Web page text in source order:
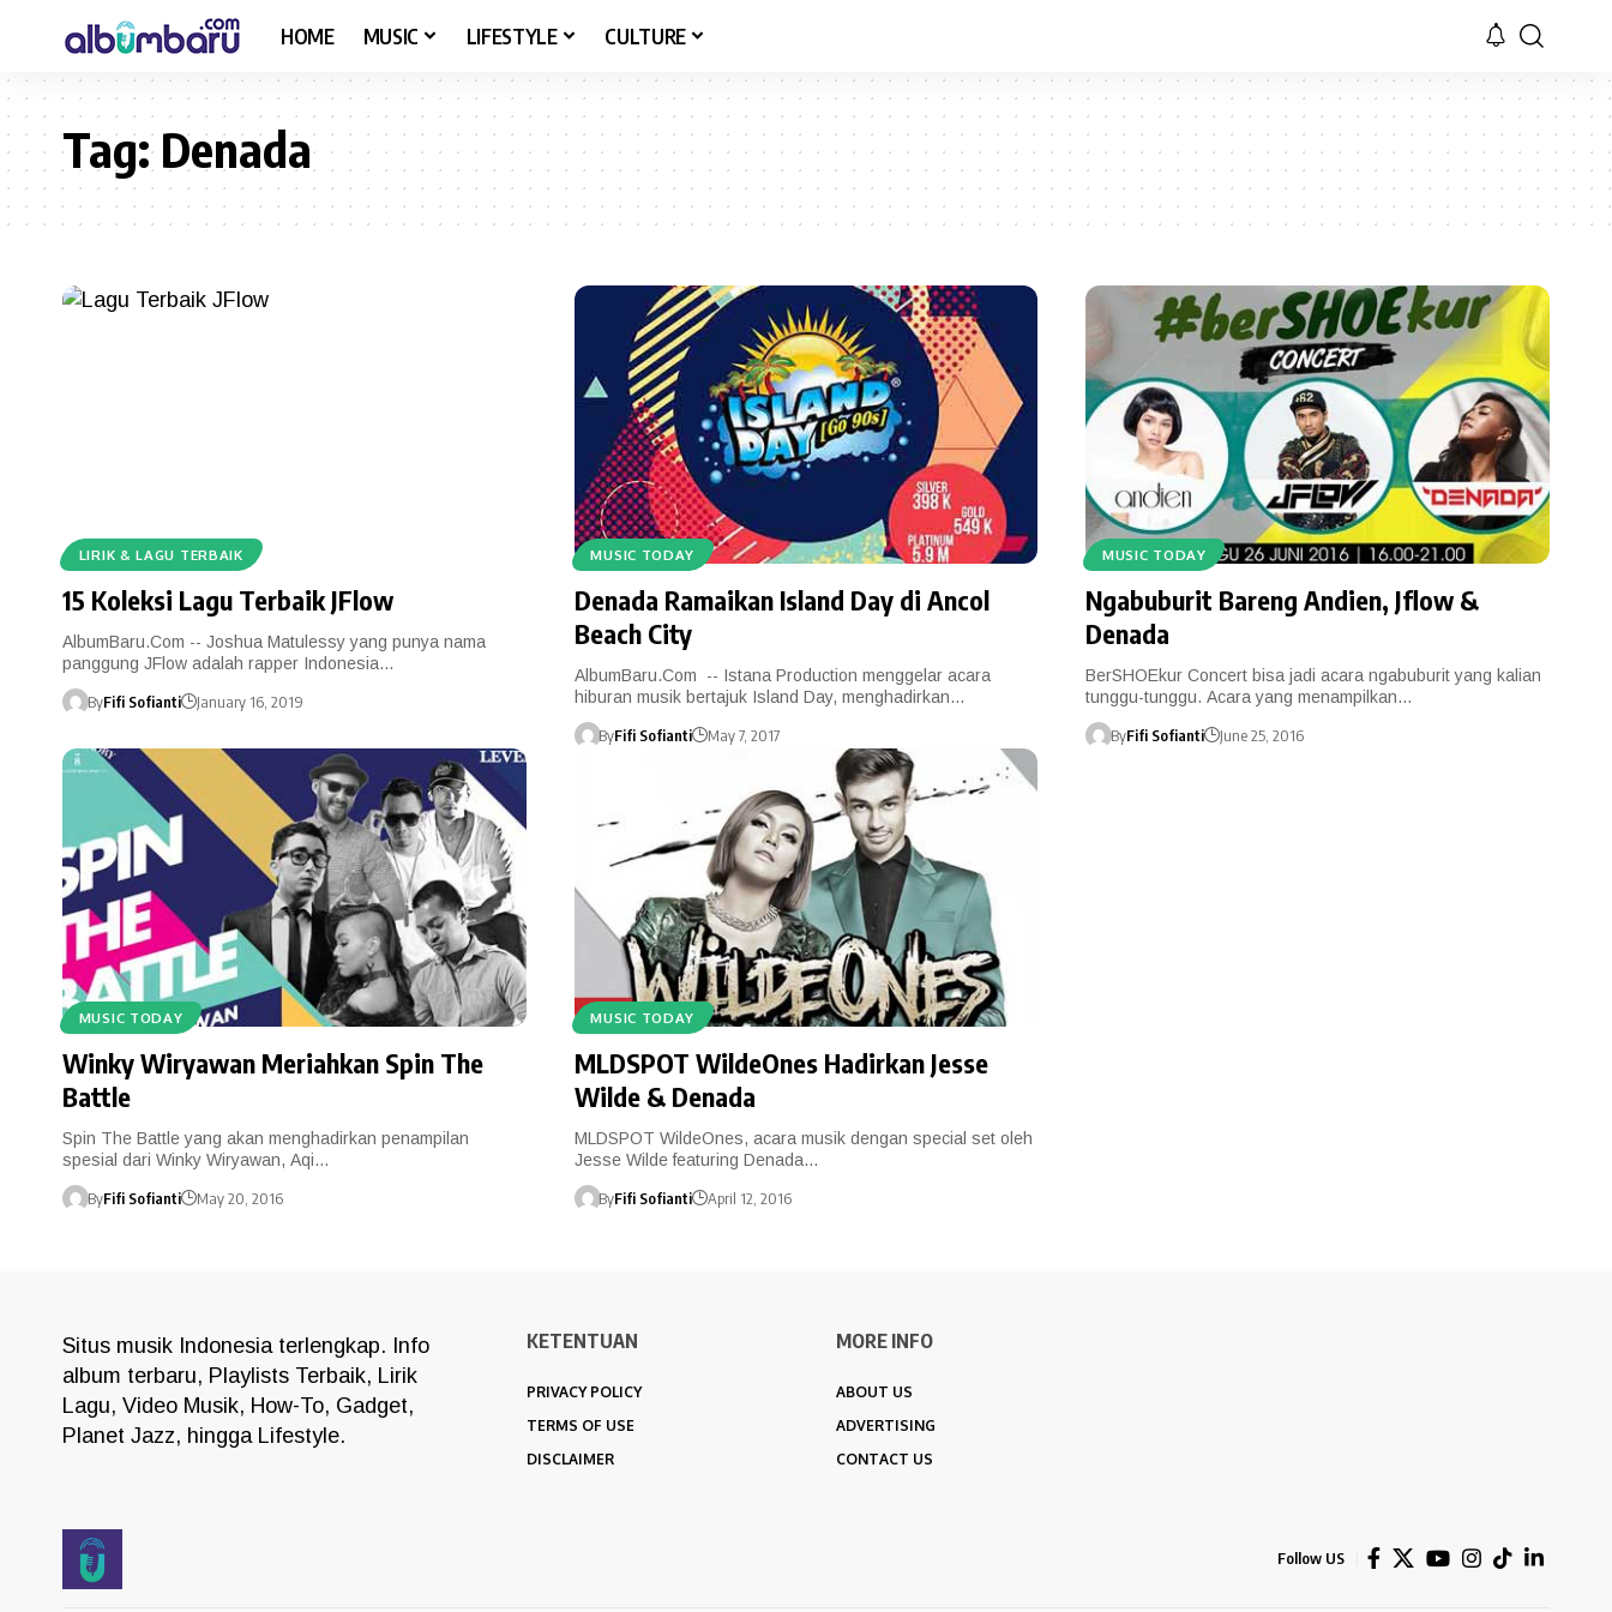
HOME MUSIC LIFESTYLE CULTURE
Tag:Denada
LIRIK & LAGU TERBAIK
15 Koleksi Lagu Terbaik JFlow
AlbumBaru.Com -- Joshua Matulessy yang punya nama
panggung JFlow adalah rapper Indonesia…
ByFifi Sofianti January 16, 2019
MUSIC TODAY
Denada Ramaikan Island Day di Ancol
Beach City
AlbumBaru.Com -- Istana Production menggelar acara
hiburan musik bertajuk Island Day, menghadirkan…
ByFifi Sofianti May 7, 2017
MUSIC TODAY
Ngabuburit Bareng Andien, Jflow &
Denada
BerSHOEkur Concert bisa jadi acara ngabuburit yang kalian
tunggu-tunggu. Acara yang menampilkan…
ByFifi Sofianti June 25, 2016
MUSIC TODAY
Winky Wiryawan Meriahkan Spin The
Battle
Spin The Battle yang akan menghadirkan penampilan
spesial dari Winky Wiryawan, Aqi…
ByFifi Sofianti May 20, 2016
MUSIC TODAY
MLDSPOT WildeOnes Hadirkan Jesse
Wilde & Denada
MLDSPOT WildeOnes, acara musik dengan special set oleh
Jesse Wilde featuring Denada…
ByFifi Sofianti April 12, 2016
Situs musik Indonesia terlengkap. Info
album terbaru, Playlists Terbaik, Lirik
Lagu, Video Musik, How-To, Gadget,
Planet Jazz, hingga Lifestyle.
KETENTUAN
PRIVACY POLICY
TERMS OF USE
DISCLAIMER
MORE INFO
ABOUT US
ADVERTISING
CONTACT US
Follow US